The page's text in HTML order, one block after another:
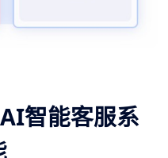
智能客服系